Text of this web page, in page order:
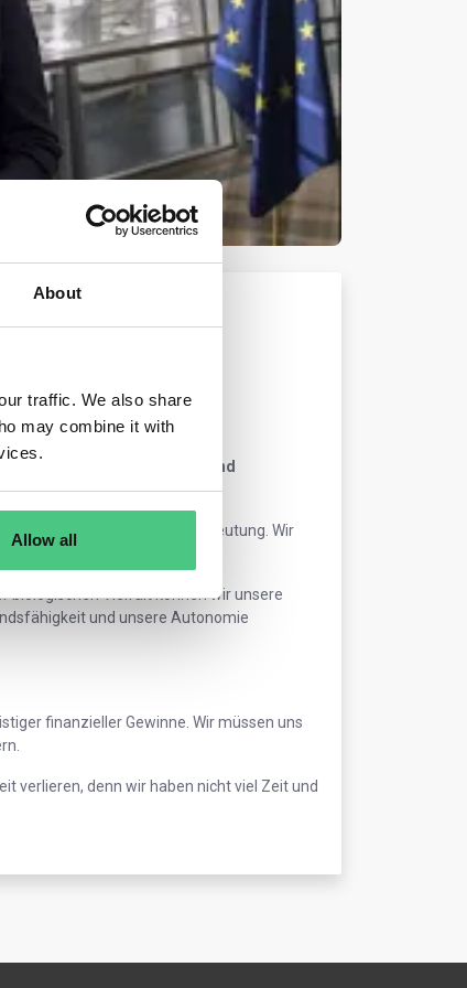
About
traffic. We also share
may combine it with
Allow all
an den
osapiens
einen sauberen, gerechten und
je von entscheidender Bedeutung. Wir
biologischen Vielfalt können wir unsere
und unsere Autonomie
finanzieller Gewinne. Wir müssen uns
verlieren, denn wir haben nicht viel Zeit und